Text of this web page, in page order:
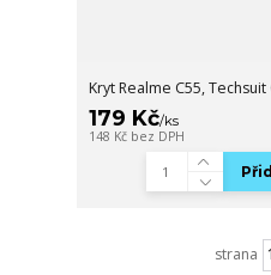
Kryt Realme C55,
179 Kč/ks
148 Kč bez DPH
strana